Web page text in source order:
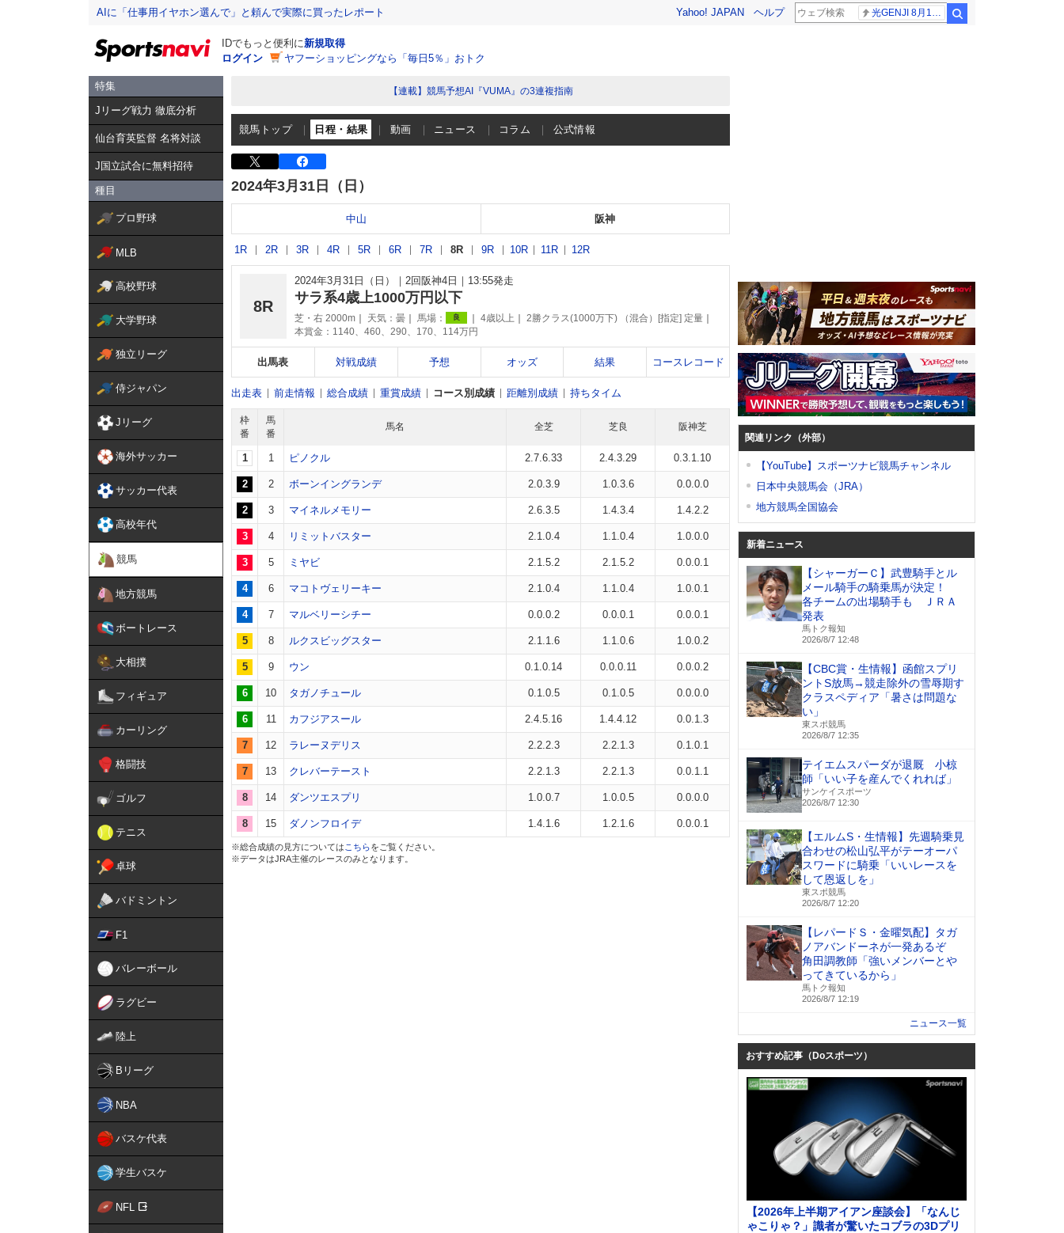
AIに「仕事用イヤホン選んで」と頼んで実際に買ったレポート Yahoo! JAPAN ヘルプ
IDでもっと便利に新規取得
ログイン
ヤフーショッピングなら「毎日5％」おトク
特集
Jリーグ戦力 徹底分析
仙台育英監督 名将対談
J国立試合に無料招待
種目
プロ野球
MLB
高校野球
大学野球
独立リーグ
侍ジャパン
Jリーグ
海外サッカー
サッカー代表
高校年代
競馬
地方競馬
ボートレース
大相撲
フィギュア
カーリング
格闘技
ゴルフ
テニス
卓球
バドミントン
F1
バレーボール
ラグビー
陸上
Bリーグ
NBA
バスケ代表
学生バスケ
NFL
【連載】競馬予想AI『VUMA』の3連複指南
競馬トップ 日程・結果 動画 ニュース コラム 公式情報
2024年3月31日（日）
中山 阪神
1R 2R 3R 4R 5R 6R 7R 8R 9R 10R 11R 12R
8R
2024年3月31日（日） 2回阪神4日 13:55発走
サラ系4歳上1000万円以下
芝・右 2000m 天気： 曇 馬場： 良 4歳以上
2勝クラス(1000万下) （混合）[指定] 定量
本賞金：1140、460、290、170、114万円
出馬表 対戦成績 予想 オッズ 結果 コースレコード
出走表 前走情報 総合成績 重賞成績 コース別成績 距離別成績 持ちタイム
枠
番
馬
番
馬名 全芝 芝良 阪神芝
1 1 ピノクル 2.7.6.33 2.4.3.29 0.3.1.10
2 2 ボーンイングランデ 2.0.3.9 1.0.3.6 0.0.0.0
2 3 マイネルメモリー 2.6.3.5 1.4.3.4 1.4.2.2
3 4 リミットバスター 2.1.0.4 1.1.0.4 1.0.0.0
3 5 ミヤビ 2.1.5.2 2.1.5.2 0.0.0.1
4 6 マコトヴェリーキー 2.1.0.4 1.1.0.4 1.0.0.1
4 7 マルベリーシチー 0.0.0.2 0.0.0.1 0.0.0.1
5 8 ルクスビッグスター 2.1.1.6 1.1.0.6 1.0.0.2
5 9 ウン 0.1.0.14 0.0.0.11 0.0.0.2
6 10 タガノチュール 0.1.0.5 0.1.0.5 0.0.0.0
6 11 カフジアスール 2.4.5.16 1.4.4.12 0.0.1.3
7 12 ラレーヌデリス 2.2.2.3 2.2.1.3 0.1.0.1
7 13 クレバーテースト 2.2.1.3 2.2.1.3 0.0.1.1
8 14 ダンツエスプリ 1.0.0.7 1.0.0.5 0.0.0.0
8 15 ダノンフロイデ 1.4.1.6 1.2.1.6 0.0.0.1
※総合成績の見方については こちらをご覧ください。
※データはJRA主催のレースのみとなります。
関連リンク（外部）
【YouTube】スポーツナビ競馬チャンネル
日本中央競馬会（JRA）
地方競馬全国協会
新着ニュース
【シャーガーＣ】武豊騎手とル
メール騎手の騎乗馬が決定！
各チームの出場騎手も ＪＲＡ
発表
馬トク報知
2026/8/7 12:48
【CBC賞・生情報】函館スプリ
ントS放馬→競走除外の雪辱期す
クラスペディア「暑さは問題な
い」
東スポ競馬
2026/8/7 12:35
テイエムスパーダが退厩 小椋
師「いい子を産んでくれれば」
サンケイスポーツ
2026/8/7 12:30
【エルムS・生情報】先週騎乗見
合わせの松山弘平がテーオーパ
スワードに騎乗「いいレースを
して恩返しを」
東スポ競馬
2026/8/7 12:20
【レパードＳ・金曜気配】タガ
ノアバンドーネが一発あるぞ
角田調教師「強いメンバーとや
ってきているから」
馬トク報知
2026/8/7 12:19
ニュース一覧
おすすめ記事（Doスポーツ）
【2026年上半期アイアン座談会】「なんじ
ゃこりゃ？」識者が驚いたコブラの3Dプリ